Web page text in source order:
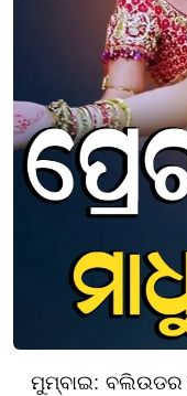
ମୁମ୍ବାଇ: ବଲିଉଡର